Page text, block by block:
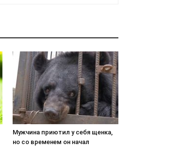
Мужчина приютил у себя щенка,
но со временем он начал